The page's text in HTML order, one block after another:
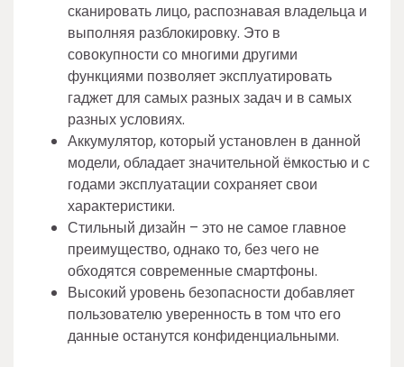
сканировать лицо, распознавая владельца и
выполняя разблокировку. Это в
совокупности со многими другими
функциями позволяет эксплуатировать
гаджет для самых разных задач и в самых
разных условиях.
Аккумулятор, который установлен в данной
модели, обладает значительной ёмкостью и с
годами эксплуатации сохраняет свои
характеристики.
Стильный дизайн – это не самое главное
преимущество, однако то, без чего не
обходятся современные смартфоны.
Высокий уровень безопасности добавляет
пользователю уверенность в том что его
данные останутся конфиденциальными.